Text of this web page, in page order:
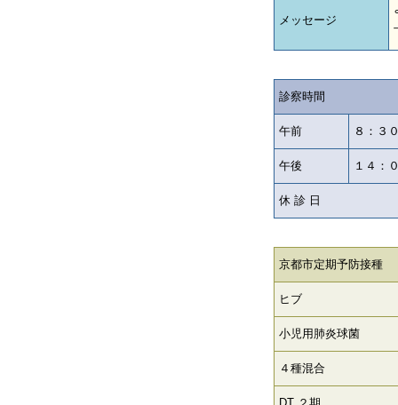
メッセージ
診察時間
午前 ８：３
午後 １４：
休 診 日
京都市定期予防接種
ヒブ
小児用肺炎球菌
４種混合